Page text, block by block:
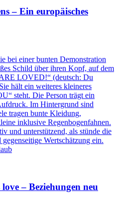
– Ein europäisches
– Beziehungen neu